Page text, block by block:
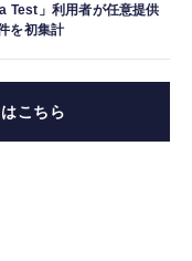
Test」利用者が任意提供
を初集計
こちら